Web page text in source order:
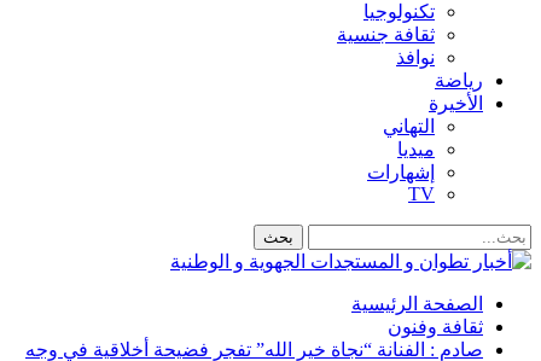
تكنولوجيا
ثقافة جنسية
نوافذ
رياضة
الأخيرة
التهاني
ميديا
إشهارات
TV
الصفحة الرئيسية
ثقافة وفنون
صادم : الفنانة “نجاة خير الله” تفجر فضيحة أخلاقية في وجه